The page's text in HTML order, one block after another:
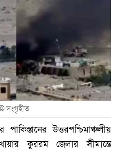
সংগৃহীত
উত্তরপশ্চিমাঞ্চলীয়
কুররম জেলার সীমান্তে